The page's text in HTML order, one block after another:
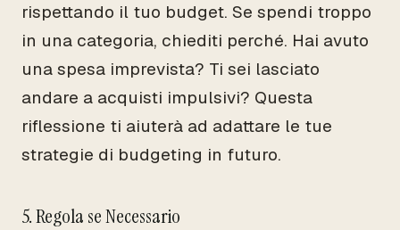
rispettando il tuo budget. Se spendi troppo
in una categoria, chiediti perché. Hai avuto
una spesa imprevista? Ti sei lasciato
andare a acquisti impulsivi? Questa
riflessione ti aiuterà ad adattare le tue
strategie di budgeting in futuro.
5. Regola se Necessario